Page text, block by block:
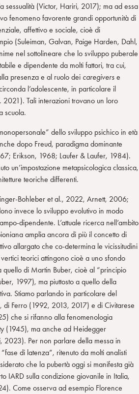
sessualità (Victor, Hariri, 2017); ma ad essa
fenomeno favorente grandi opportunità di
affettivo e sociale, cioè di
(Suleiman, Galvan, Paige Harden, Dahl,
nel sottolineare che lo sviluppo puberale
e dipendente da molti fattori, tra cui,
presenza e al ruolo dei caregivers e
l’adolescente, in particolare il
Tali interazioni trovano un loro
scuola.
dello sviluppo psichico in età
dopo Freud, paradigma dominante
Erikson, 1968; Laufer & Laufer, 1984).
un’impostazione metapsicologica classica,
teoriche differenti.
Bohleber et al., 2022, Arnett, 2006;
invece lo sviluppo evolutivo in modo
dipendente. L’attuale ricerca nell’ambito
amplia ancora di più il concetto di
allargato che co-determina le vicissitudini
teorici attingono cioè a uno sfondo
quello di Martin Buber, cioè al “principio
1997), ma piuttosto a quello della
Stiamo parlando in particolare del
Ferro (1992, 2013, 2017) e di Civitarese
che si rifanno alla fenomenologia
(1945), ma anche ad Heidegger
Per non parlare della messa in
di latenza”, ritenuto da molti analisti
che la pubertà oggi si manifesta già
IARD sulla condizione giovanile in Italia,
Come osserva ad esempio Florence